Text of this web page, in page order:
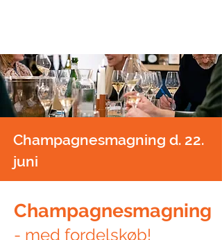
Champagnesmagning d. 22.
juni
Champagnesmagning
- med fordelskøb!